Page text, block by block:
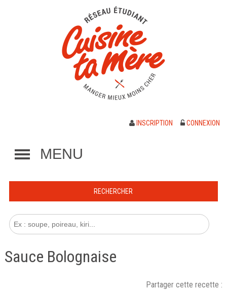
INSCRIPTION CONNEXION
MENU
Sauce Bolognaise
Partager cette recette :